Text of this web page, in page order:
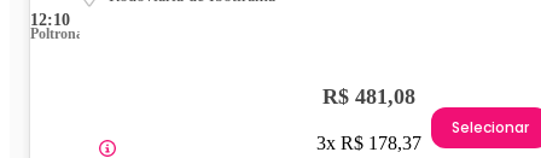
12:10
Poltrona
R$ 481,08
3x R$ 178,37
Selecionar